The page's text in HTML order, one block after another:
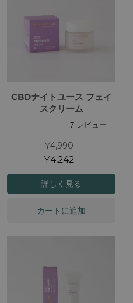
CBDナイトユース フェイ
スクリーム
¥4,242
¥4,990
詳しく見る
カートに追加